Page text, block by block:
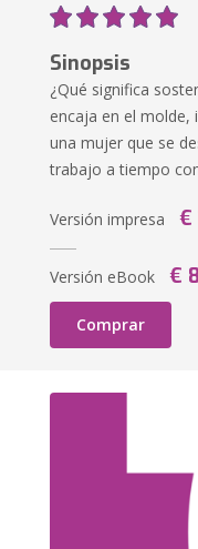
Sinopsis
¿Qué significa
encaja en el molde,
una mujer que se
trabajo a tiempo
Versión impresa €
Versión eBook €
Comprar